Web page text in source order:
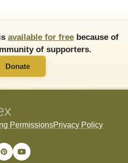
available for freebecause of
of supporters.
Donate
PermissionsPrivacy Policy